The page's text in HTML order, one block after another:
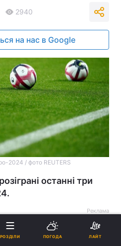
2940
на нас в Google
2024 / фото REUTERS
останні три
Реклама
РОЗДІЛИ ПОГОДА ЛАЙТ